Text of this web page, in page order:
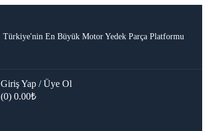
Türkiye'nin En Büyük Motor Yedek Parça Platformu
Giriş Yap / Üye Ol
(0) 0.00₺